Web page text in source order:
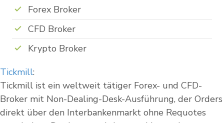
Forex Broker
CFD Broker
Krypto Broker
Tickmill:
Tickmill ist ein weltweit tätiger Forex- und CFD-
Broker mit Non-Dealing-Desk-Ausführung, der Orders
direkt über den Interbankenmarkt ohne Requotes